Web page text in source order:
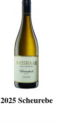
2025 Scheurebe